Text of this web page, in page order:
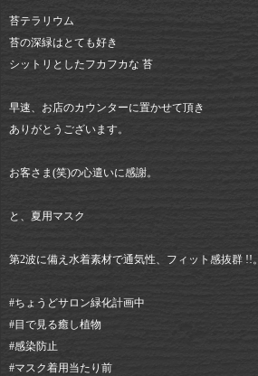
苔テラリウム
苔の深緑はとても好き
シットリとしたフカフカな 苔
早速、お店のカウンターに置かせて頂き
ありがとうございます。
お客さま(笑)の心遣いに感謝。
と、夏用マスク
第2波に備え水着素材で通気性、フィット感抜群 !!。
#ちょうどサロン緑化計画中
#目で見る癒し植物
#感染防止
#マスク着用当たり前